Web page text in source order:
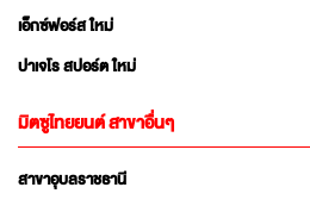
เอ็กซ์ฟอร์ส ใหม่
ปาเจโร สปอร์ต ใหม่
มิตซูไทยยนต์ สาขาอื่นๆ
สาขาอุบลราชธานี